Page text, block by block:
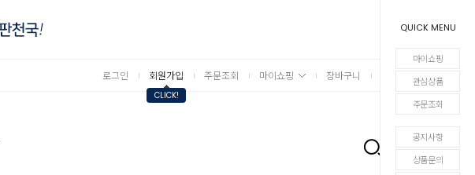
QUICK MENU
마이쇼핑
관심상품
주문조회
공지사항
상품문의
로그인 회원가입
CLICK!
주문조회 마이쇼핑 장바구니
0